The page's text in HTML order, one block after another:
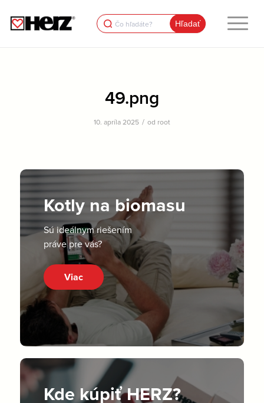
Search
for:
49.png
10. apríla 2025 / od root
Kotly na biomasu
Sú ideálnym riešením
práve pre vás?
Viac
Kde kúpiť HERZ?